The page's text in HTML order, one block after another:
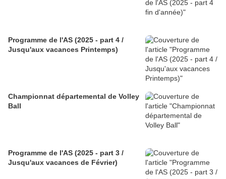
Programme de l'AS (2025 - part 4 /
Jusqu'aux vacances Printemps)
Championnat départemental de Volley
Ball
Programme de l'AS (2025 - part 3 /
Jusqu'aux vacances de Février)